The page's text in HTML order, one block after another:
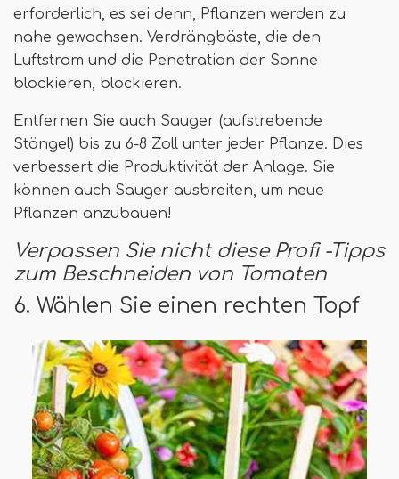
erforderlich, es sei denn, Pflanzen werden zu
nahe gewachsen. Verdrängbäste, die den
Luftstrom und die Penetration der Sonne
blockieren, blockieren.
Entfernen Sie auch Sauger (aufstrebende
Stängel) bis zu 6-8 Zoll unter jeder Pflanze. Dies
verbessert die Produktivität der Anlage. Sie
können auch Sauger ausbreiten, um neue
Pflanzen anzubauen!
Verpassen Sie nicht diese Profi -Tipps
zum Beschneiden von Tomaten
6. Wählen Sie einen rechten Topf